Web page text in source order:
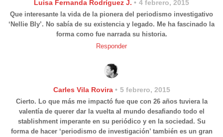
Luisa Fernanda Rodríguez J. 4 febrero, 2015
Que interesante la vida de la pionera del periodismo investigativo
‘Nellie Bly’. No sabía de su existencia y legado. Me ha fascinado la
forma como fue narrada su historia.
Responder
Carles Vila Rovira 5 febrero, 2015
Cierto. Lo que más me impactó fue que con 26 años tuviera la
valentía de querer dar la vuelta al mundo desafiando todo el
stablishment imperante en su periódico y en la sociedad. Su
forma de hacer ‘periodismo de investigación’ también es un gran